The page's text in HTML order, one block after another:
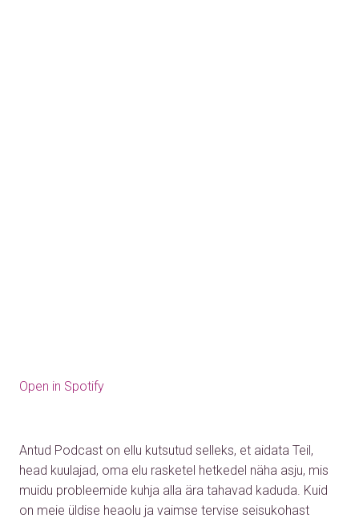
Open in Spotify
Antud Podcast on ellu kutsutud selleks, et aidata Teil,
head kuulajad, oma elu rasketel hetkedel näha asju, mis
muidu probleemide kuhja alla ära tahavad kaduda. Kuid
on meie üldise heaolu ja vaimse tervise seisukohast